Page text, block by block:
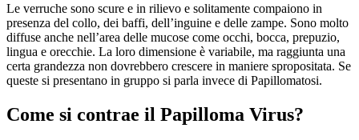
Le verruche sono scure e in rilievo e solitamente compaiono in
presenza del collo, dei baffi, dell’inguine e delle zampe. Sono molto
diffuse anche nell’area delle mucose come occhi, bocca, prepuzio,
lingua e orecchie. La loro dimensione è variabile, ma raggiunta una
certa grandezza non dovrebbero crescere in maniere spropositata. Se
queste si presentano in gruppo si parla invece di Papillomatosi.
Come si contrae il Papilloma Virus?